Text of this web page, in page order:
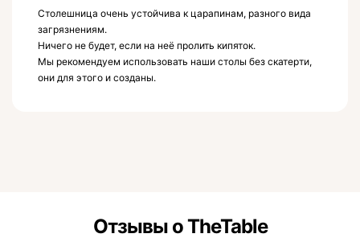
Столешница очень устойчива к царапинам, разного вида
загрязнениям.
Ничего не будет, если на неё пролить кипяток.
Мы рекомендуем использовать наши столы без скатерти,
они для этого и созданы.
Отзывы о TheTable